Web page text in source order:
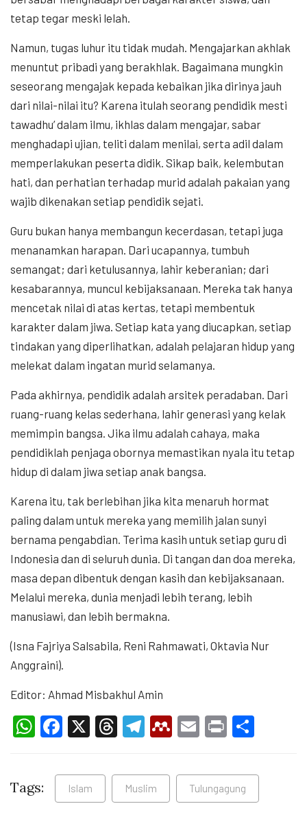
tetap tegar meski lelah.
Namun, tugas luhur itu tidak mudah. Mengajarkan akhlak
menuntut pribadi yang berakhlak. Bagaimana mungkin
seseorang mengajak kepada kebaikan jika dirinya jauh
dari nilai-nilai itu? Karena itulah seorang pendidik mesti
tawadhu’ dalam ilmu, ikhlas dalam mengajar, sabar
menghadapi ujian, teliti dalam menilai, serta adil dalam
memperlakukan peserta didik. Sikap baik, kelembutan
hati, dan perhatian terhadap murid adalah pakaian yang
wajib dikenakan setiap pendidik sejati.
Guru bukan hanya membangun kecerdasan, tetapi juga
menanamkan harapan. Dari ucapannya, tumbuh
semangat; dari ketulusannya, lahir keberanian; dari
kesabarannya, muncul kebijaksanaan. Mereka tak hanya
mencetak nilai di atas kertas, tetapi membentuk
karakter dalam jiwa. Setiap kata yang diucapkan, setiap
tindakan yang diperlihatkan, adalah pelajaran hidup yang
melekat dalam ingatan murid selamanya.
Pada akhirnya, pendidik adalah arsitek peradaban. Dari
ruang-ruang kelas sederhana, lahir generasi yang kelak
memimpin bangsa. Jika ilmu adalah cahaya, maka
pendidiklah penjaga obornya memastikan nyala itu tetap
hidup di dalam jiwa setiap anak bangsa.
Karena itu, tak berlebihan jika kita menaruh hormat
paling dalam untuk mereka yang memilih jalan sunyi
bernama pengabdian. Terima kasih untuk setiap guru di
Indonesia dan di seluruh dunia. Di tangan dan doa mereka,
masa depan dibentuk dengan kasih dan kebijaksanaan.
Melalui mereka, dunia menjadi lebih terang, lebih
manusiawi, dan lebih bermakna.
(Isna Fajriya Salsabila, Reni Rahmawati, Oktavia Nur
Anggraini).
Editor: Ahmad Misbakhul Amin
WhatsApp
Facebook
X Threads
Telegram
Mendeley
Email
Print
Tags: Islam Muslim Tulungagung